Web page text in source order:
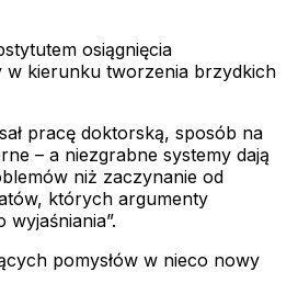
osiągnięcia
w kierunku tworzenia brzydkich
pracę doktorską, sposób na
– a niezgrabne systemy dają
niż zaczynanie od
których argumenty
pomysłów w nieco nowy